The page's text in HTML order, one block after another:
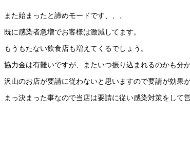
また始まったと諦めモードです、、、
既に感染者急増でお客様は激減してます。
もうもたない飲食店も増えてくるでしょう。
協力金は有難いですが、またいつ振り込まれるのかも分
沢山のお店が要請に従わないと思いますので要請が効果
まっ決まった事なので当店は要請に従い感染対策をして